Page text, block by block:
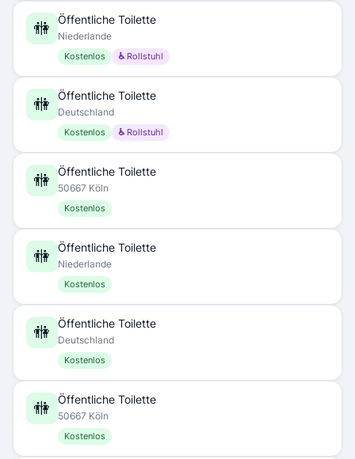
🚻 Öffentliche Toilette
Niederlande
Kostenlos ♿ Rollstuhl
🚻 Öffentliche Toilette
Deutschland
Kostenlos ♿ Rollstuhl
🚻 Öffentliche Toilette
50667 Köln
Kostenlos
🚻 Öffentliche Toilette
Niederlande
Kostenlos
🚻 Öffentliche Toilette
Deutschland
Kostenlos
🚻 Öffentliche Toilette
50667 Köln
Kostenlos